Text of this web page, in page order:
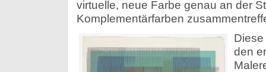
virtuelle, neue Farbe genau an der
Komplementärfarben
den